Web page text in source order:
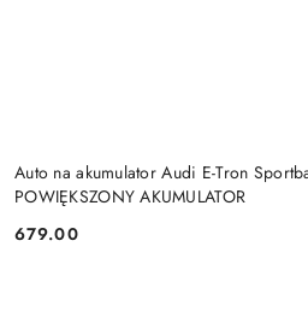
Auto na akumulator Audi E-Tron
POWIĘKSZONY AKUMULATOR
Cena:
679.00